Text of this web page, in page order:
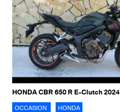
HONDA CBR 650 R E-Clutch 2024
OCCASION HONDA